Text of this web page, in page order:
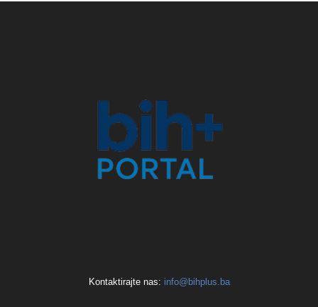
Kontaktirajte nas: info@bihplus.ba